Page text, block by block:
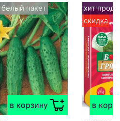
в корзину
белый пакет
в
хит
скидка